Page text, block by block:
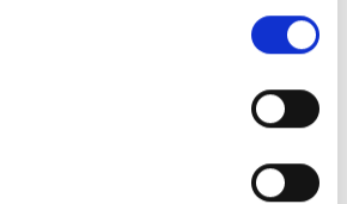
您的个人数据如何处理的更多信息，
可随时从Cookie声明中更改或撤回
作贴合用户需求的内容与广告、提供
伴分享您对我们网站的使用情况，